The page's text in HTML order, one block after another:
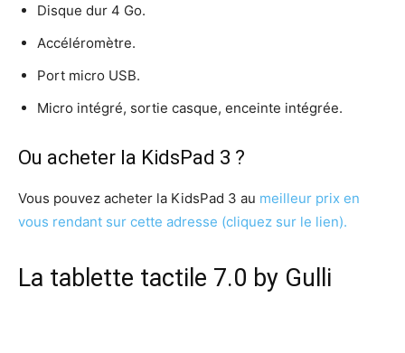
Disque dur 4 Go.
Accéléromètre.
Port micro USB.
Micro intégré, sortie casque, enceinte intégrée.
Ou acheter la KidsPad 3 ?
Vous pouvez acheter la KidsPad 3 au meilleur prix en
vous rendant sur cette adresse (cliquez sur le lien).
La tablette tactile 7.0 by Gulli